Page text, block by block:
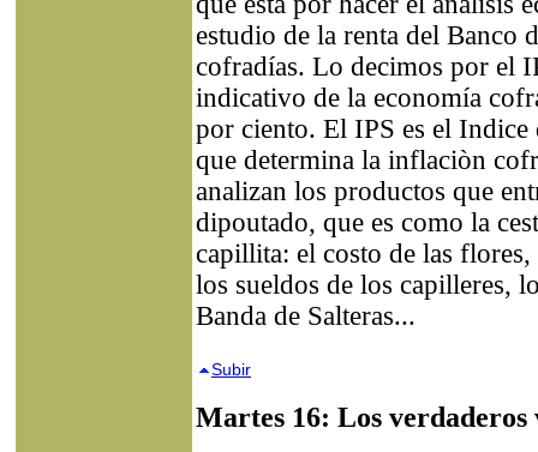
estudio de la renta del Banco
cofradías. Lo decimos por el
indicativo de la economía
por ciento. El IPS es el Indice
que determina la inflaciòn
analizan los productos que
dipoutado, que es como la
capillita: el costo de las
los sueldos de los capilleres,
Banda de Salteras...
Subir
Martes 16: Los verdaderos